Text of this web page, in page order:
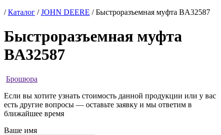
/Каталог /JOHN DEERE / Быстроразъемная муфта BA32587
Быстроразъемная муфта
BA32587
Брошюра
Если вы хотите узнать стоимость данной продукции или у вас
есть другие вопросы — оставьте заявку и мы ответим в
ближайшее время
Ваше имя